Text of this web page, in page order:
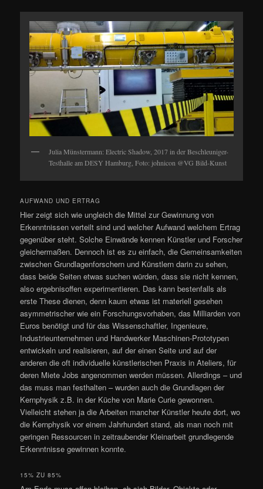
Julia Münstermann: Electric Shadow, 2017 in der Beschleuniger-
Testhalle am DESY Hamburg, Foto: johnicon @VG Bild-Kunst
AUFWAND UND ERTRAG
Hier zeigt sich wie ungleich die Mittel zur Gewinnung von
Erkenntnissen verteilt sind und welcher Aufwand welchem Ertrag
gegenüber steht. Solche Einwände kennen Künstler und Forscher
gleichermaßen. Dennoch ist es zu einfach, die Gemeinsamkeiten
zwischen Grundlagenforschern und Künstlern darin zu sehen,
dass beide Seiten etwas suchen würden, dass sie nicht kennen,
also ergebnisoffen experimentieren. Das kann bestenfalls als
erste These dienen, denn kaum etwas ist materiell gesehen
asymmetrischer wie ein Forschungsvorhaben, das Milliarden von
Euros benötigt und für das Wissenschaftler, Ingenieure,
Industrieunternehmen und Handwerker Maschinen-Prototypen
entwickeln und realisieren, auf der einen Seite und auf der
anderen die oft individuelle künstlerischen Praxis in Ateliers, für
deren Miete Jobs angenommen werden müssen. Allerdings – und
das muss man festhalten – wurden auch die Grundlagen der
Kernphysik z.B. in der Küche von Marie Curie gewonnen.
Vielleicht stehen ja die Arbeiten mancher Künstler heute dort, wo
die Kernphysik vor einem Jahrhundert stand, als man noch mit
geringen Ressourcen in zeitraubender Kleinarbeit grundlegende
Erkenntnisse gewinnen konnte.
15% ZU 85%